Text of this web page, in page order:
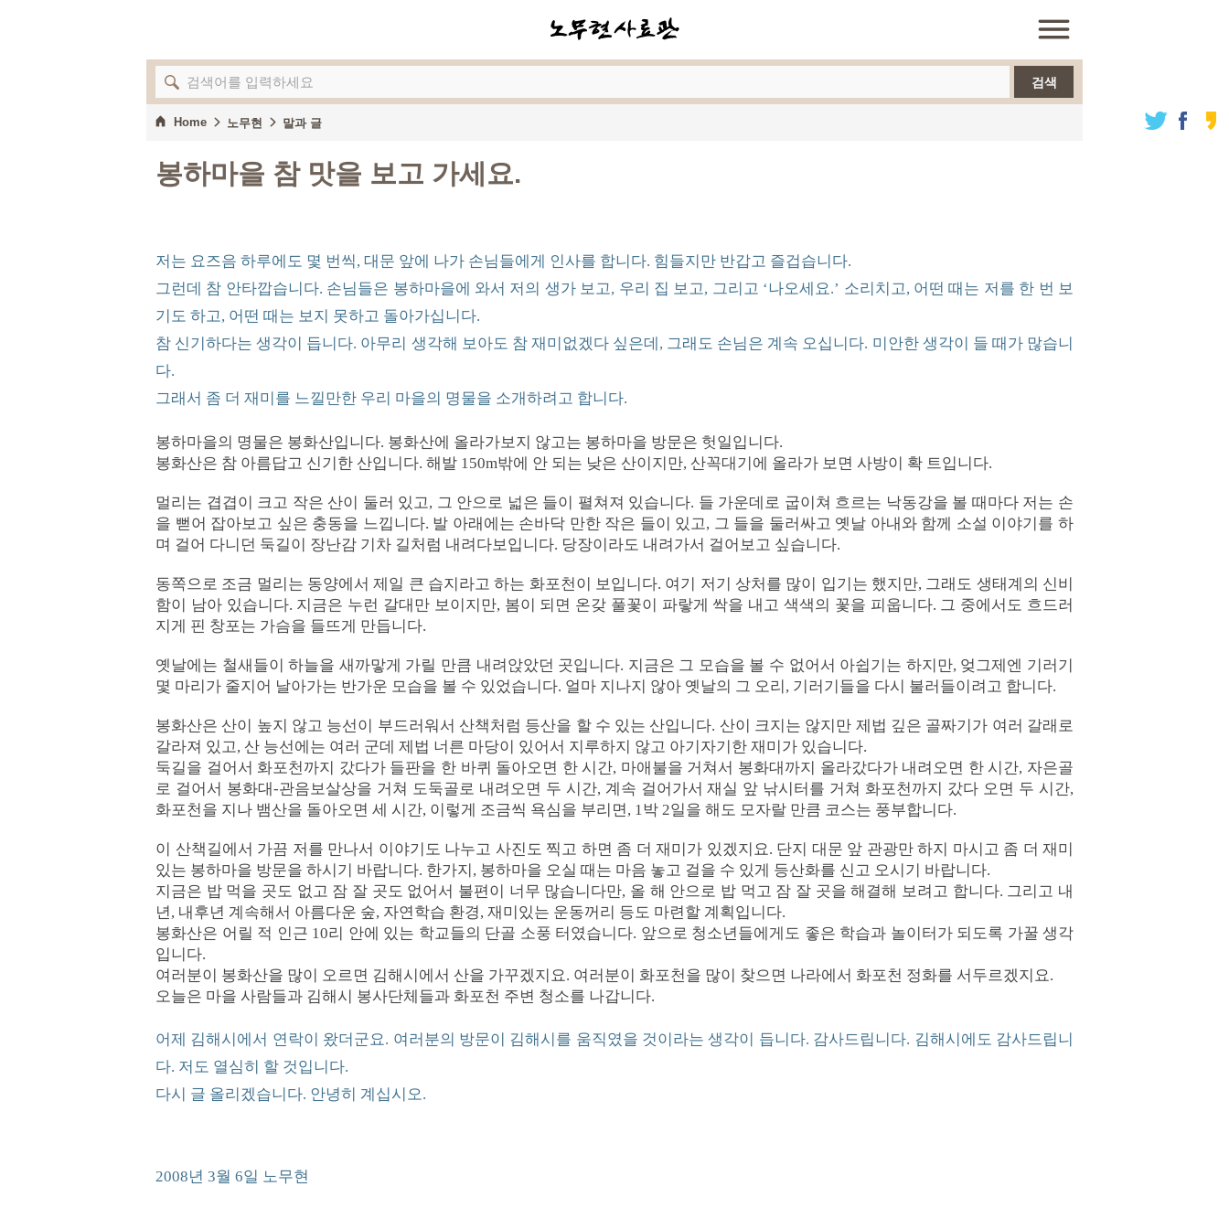
검색
Home 노무현 말과 글
봉하마을 참 맛을 보고 가세요.
저는 요즈음 하루에도 몇 번씩, 대문 앞에 나가 손님들에게 인사를 합니다. 힘들지만 반갑고 즐겁습니다.
그런데 참 안타깝습니다. 손님들은 봉하마을에 와서 저의 생가 보고, 우리 집 보고, 그리고 ‘나오세요.’ 소리치고, 어떤 때는 저를 한 번 보
기도 하고, 어떤 때는 보지 못하고 돌아가십니다.
참 신기하다는 생각이 듭니다. 아무리 생각해 보아도 참 재미없겠다 싶은데, 그래도 손님은 계속 오십니다. 미안한 생각이 들 때가 많습니
다.
그래서 좀 더 재미를 느낄만한 우리 마을의 명물을 소개하려고 합니다.
봉하마을의 명물은 봉화산입니다. 봉화산에 올라가보지 않고는 봉하마을 방문은 헛일입니다.
봉화산은 참 아름답고 신기한 산입니다. 해발 150m밖에 안 되는 낮은 산이지만, 산꼭대기에 올라가 보면 사방이 확 트입니다.
멀리는 겹겹이 크고 작은 산이 둘러 있고, 그 안으로 넓은 들이 펼쳐져 있습니다. 들 가운데로 굽이쳐 흐르는 낙동강을 볼 때마다 저는 손
을 뻗어 잡아보고 싶은 충동을 느낍니다. 발 아래에는 손바닥 만한 작은 들이 있고, 그 들을 둘러싸고 옛날 아내와 함께 소설 이야기를 하
며 걸어 다니던 둑길이 장난감 기차 길처럼 내려다보입니다. 당장이라도 내려가서 걸어보고 싶습니다.
동쪽으로 조금 멀리는 동양에서 제일 큰 습지라고 하는 화포천이 보입니다. 여기 저기 상처를 많이 입기는 했지만, 그래도 생태계의 신비
함이 남아 있습니다. 지금은 누런 갈대만 보이지만, 봄이 되면 온갖 풀꽃이 파랗게 싹을 내고 색색의 꽃을 피웁니다. 그 중에서도 흐드러
지게 핀 창포는 가슴을 들뜨게 만듭니다.
옛날에는 철새들이 하늘을 새까맣게 가릴 만큼 내려앉았던 곳입니다. 지금은 그 모습을 볼 수 없어서 아쉽기는 하지만, 엊그제엔 기러기
몇 마리가 줄지어 날아가는 반가운 모습을 볼 수 있었습니다. 얼마 지나지 않아 옛날의 그 오리, 기러기들을 다시 불러들이려고 합니다.
봉화산은 산이 높지 않고 능선이 부드러워서 산책처럼 등산을 할 수 있는 산입니다. 산이 크지는 않지만 제법 깊은 골짜기가 여러 갈래로
갈라져 있고, 산 능선에는 여러 군데 제법 너른 마당이 있어서 지루하지 않고 아기자기한 재미가 있습니다.
둑길을 걸어서 화포천까지 갔다가 들판을 한 바퀴 돌아오면 한 시간, 마애불을 거쳐서 봉화대까지 올라갔다가 내려오면 한 시간, 자은골
로 걸어서 봉화대-관음보살상을 거쳐 도둑골로 내려오면 두 시간, 계속 걸어가서 재실 앞 낚시터를 거쳐 화포천까지 갔다 오면 두 시간,
화포천을 지나 뱀산을 돌아오면 세 시간, 이렇게 조금씩 욕심을 부리면, 1박 2일을 해도 모자랄 만큼 코스는 풍부합니다.
이 산책길에서 가끔 저를 만나서 이야기도 나누고 사진도 찍고 하면 좀 더 재미가 있겠지요. 단지 대문 앞 관광만 하지 마시고 좀 더 재미
있는 봉하마을 방문을 하시기 바랍니다. 한가지, 봉하마을 오실 때는 마음 놓고 걸을 수 있게 등산화를 신고 오시기 바랍니다.
지금은 밥 먹을 곳도 없고 잠 잘 곳도 없어서 불편이 너무 많습니다만, 올 해 안으로 밥 먹고 잠 잘 곳을 해결해 보려고 합니다. 그리고 내
년, 내후년 계속해서 아름다운 숲, 자연학습 환경, 재미있는 운동꺼리 등도 마련할 계획입니다.
봉화산은 어릴 적 인근 10리 안에 있는 학교들의 단골 소풍 터였습니다. 앞으로 청소년들에게도 좋은 학습과 놀이터가 되도록 가꿀 생각
입니다.
여러분이 봉화산을 많이 오르면 김해시에서 산을 가꾸겠지요. 여러분이 화포천을 많이 찾으면 나라에서 화포천 정화를 서두르겠지요.
오늘은 마을 사람들과 김해시 봉사단체들과 화포천 주변 청소를 나갑니다.
어제 김해시에서 연락이 왔더군요. 여러분의 방문이 김해시를 움직였을 것이라는 생각이 듭니다. 감사드립니다. 김해시에도 감사드립니
다. 저도 열심히 할 것입니다.
다시 글 올리겠습니다. 안녕히 계십시오.
2008년 3월 6일 노무현